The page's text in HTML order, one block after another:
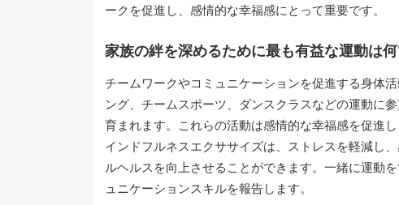
ークを促進し、感情的な幸福感にとって重要です。
家族の絆を深めるために最も有益な運動は
チームワークやコミュニケーションを促進する身体
ング、チームスポーツ、ダンスクラスなどの運動に
育まれます。これらの活動は感情的な幸福感を促進
インドフルネスエクササイズは、ストレスを軽減し
ルヘルスを向上させることができます。一緒に運動
ュニケーションスキルを報告します。